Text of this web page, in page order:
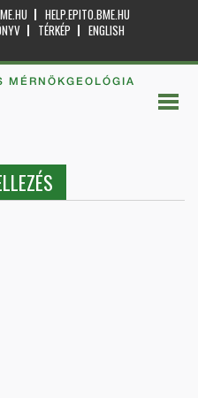
HELP.EPITO.BME.HU
TÉRKÉP
ENGLISH
MÉRNÖKGEOLÓGIA